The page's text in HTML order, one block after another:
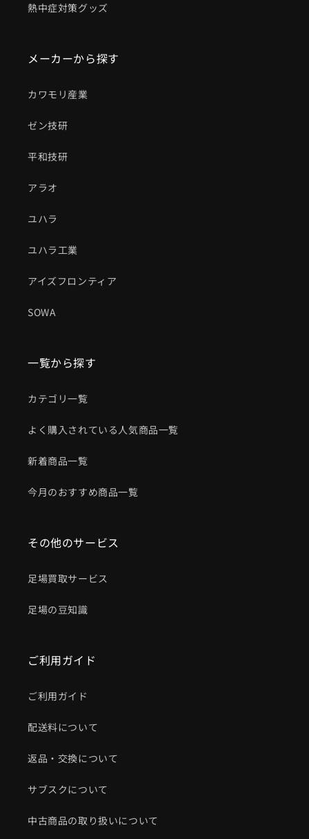
熱中症対策グッズ
メーカーから探す
カワモリ産業
ゼン技研
平和技研
アラオ
ユハラ
ユハラ工業
アイズフロンティア
SOWA
一覧から探す
カテゴリ一覧
よく購入されている人気商品一覧
新着商品一覧
今月のおすすめ商品一覧
その他のサービス
足場買取サービス
足場の豆知識
ご利用ガイド
ご利用ガイド
配送料について
返品・交換について
サブスクについて
中古商品の取り扱いについて